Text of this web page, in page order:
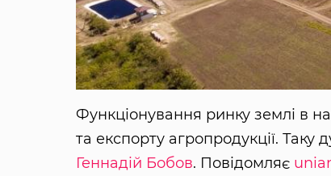
Функціонування ринку землі в
та експорту агропродукції.
Геннадій Бобов. Повідомляє